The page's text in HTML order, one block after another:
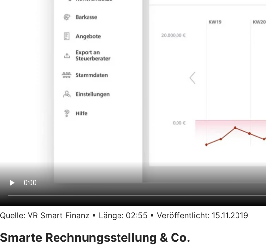
Quelle: VR Smart Finanz • Länge: 02:55 • Veröffentlicht: 15.11.2019
Smarte Rechnungsstellung & Co.